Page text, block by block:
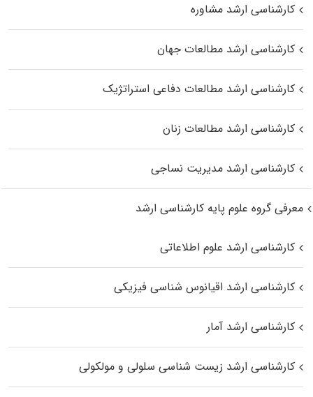
کارشناسی ارشد مشاوره
کارشناسی ارشد مطالعات جهان
کارشناسی ارشد مطالعات دفاعی استراتژیک
کارشناسی ارشد مطالعات زنان
کارشناسی ارشد مدیریت نساجی
معرفی گروه علوم پایه کارشناسی ارشد
کارشناسی ارشد علوم اطلاعاتی
کارشناسی ارشد اقیانوس‌ شناسی فیزیکی
کارشناسی ارشد آمار
کارشناسی ارشد زیست شناسی سلولی و مولکولی